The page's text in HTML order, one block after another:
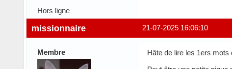
Hors ligne
21-07-2025 16:06:10
missionnaire
Membre
Hâte de lire les 1ers mots